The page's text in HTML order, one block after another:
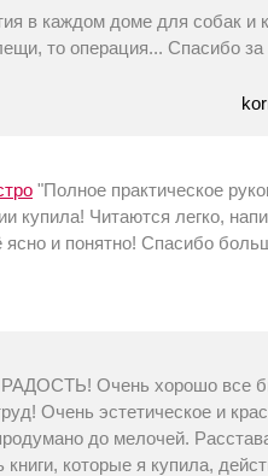
в каждом доме для собак и
то операция... Спасибо
"Полное практическое
купила! Читаются легко,
ясно и понятно! Спасибо
Очень хорошо все
Очень эстетическое и
до мелочей.
которые я купила,